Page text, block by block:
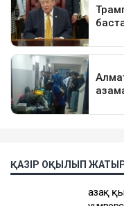
ҚАЗІР ОҚЫЛЫП
Қазақ